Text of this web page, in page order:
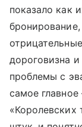
показало как
дороговизна
проблемы с
самое
«Королевских